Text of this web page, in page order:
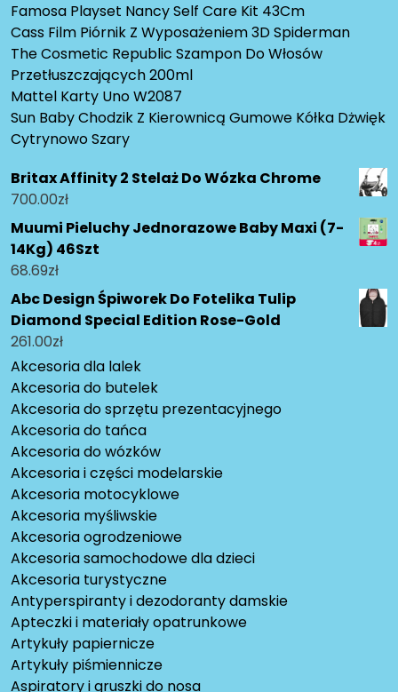
Famosa Playset Nancy Self Care Kit 43Cm
Cass Film Piórnik Z Wyposażeniem 3D Spiderman
The Cosmetic Republic Szampon Do Włosów
Przetłuszczających 200ml
Mattel Karty Uno W2087
Sun Baby Chodzik Z Kierownicą Gumowe Kółka Dżwięk
Cytrynowo Szary
Britax Affinity 2 Stelaż Do Wózka Chrome
700.00zł
Muumi Pieluchy Jednorazowe Baby Maxi (7-
14Kg) 46Szt
68.69zł
Abc Design Śpiworek Do Fotelika Tulip
Diamond Special Edition Rose-Gold
261.00zł
Akcesoria dla lalek
Akcesoria do butelek
Akcesoria do sprzętu prezentacyjnego
Akcesoria do tańca
Akcesoria do wózków
Akcesoria i części modelarskie
Akcesoria motocyklowe
Akcesoria myśliwskie
Akcesoria ogrodzeniowe
Akcesoria samochodowe dla dzieci
Akcesoria turystyczne
Antyperspiranty i dezodoranty damskie
Apteczki i materiały opatrunkowe
Artykuły papiernicze
Artykuły piśmiennicze
Aspiratory i gruszki do nosa